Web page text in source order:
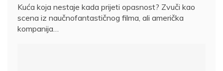
Kuća koja nestaje kada prijeti opasnost? Zvuči kao
scena iz naučnofantastičnog filma, ali američka
kompanija…